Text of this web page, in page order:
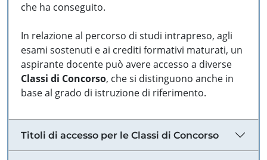
che ha conseguito.
In relazione al percorso di studi intrapreso, agli
esami sostenuti e ai crediti formativi maturati, un
aspirante docente può avere accesso a diverse
Classi di Concorso, che si distinguono anche in
base al grado di istruzione di riferimento.
Titoli di accesso per le Classi di Concorso